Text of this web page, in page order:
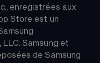
enregistrées aux
Store est un
Samsung et
de Samsung